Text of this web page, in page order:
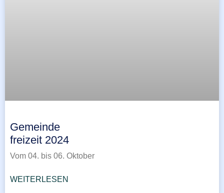
Gemeinde
freizeit 2024
Vom 04. bis 06. Oktober
WEITERLESEN